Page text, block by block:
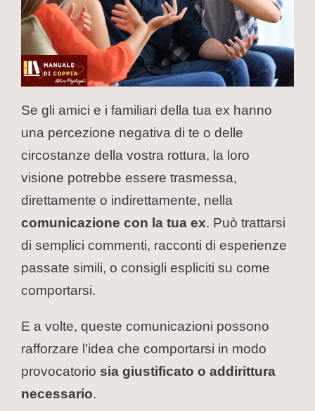
Se gli amici e i familiari della tua ex hanno
una percezione negativa di te o delle
circostanze della vostra rottura, la loro
visione potrebbe essere trasmessa,
direttamente o indirettamente, nella
comunicazione con la tua ex. Può trattarsi
di semplici commenti, racconti di esperienze
passate simili, o consigli espliciti su come
comportarsi.
E a volte, queste comunicazioni possono
rafforzare l’idea che comportarsi in modo
provocatorio sia giustificato o addirittura
necessario.